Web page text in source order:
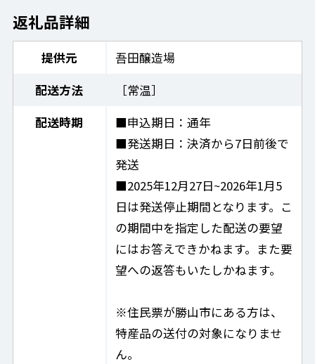
返礼品詳細
提供元
吾田醸造場
配送方法
［常温］
配送時期
■申込期日：通年
■発送期日：決済から7日前後で
発送
■2025年12月27日~2026年1月5
日は発送停止期間となります。こ
の期間中を指定した配送の要望
にはお答えできかねます。また要
望への返答もいたしかねます。
※住民票が勝山市にある方は、
特産品の送付の対象になりませ
ん。